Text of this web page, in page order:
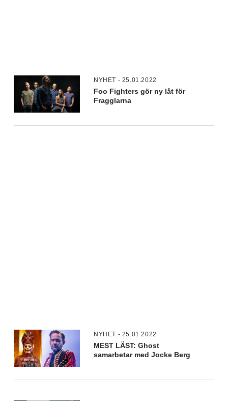
NYHET - 25.01.2022
Foo Fighters gör ny låt för
Fragglarna
NYHET - 25.01.2022
MEST LÄST: Ghost
samarbetar med Jocke Berg